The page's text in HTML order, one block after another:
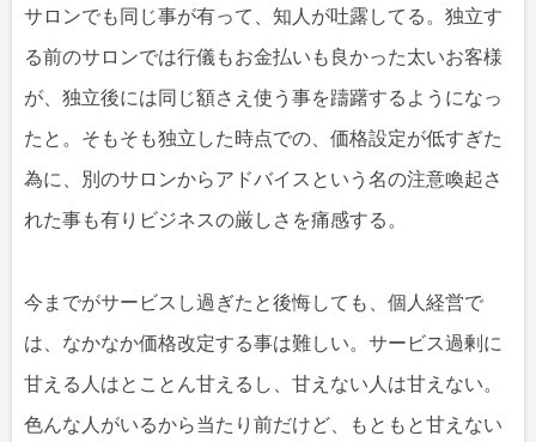
サロンでも同じ事が有って、知人が吐露してる。独立す
る前のサロンでは行儀もお金払いも良かった太いお客様
が、独立後には同じ額さえ使う事を躊躇するようになっ
たと。そもそも独立した時点での、価格設定が低すぎた
為に、別のサロンからアドバイスという名の注意喚起さ
れた事も有りビジネスの厳しさを痛感する。
今までがサービスし過ぎたと後悔しても、個人経営で
は、なかなか価格改定する事は難しい。サービス過剰に
甘える人はとことん甘えるし、甘えない人は甘えない。
色んな人がいるから当たり前だけど、もともと甘えない